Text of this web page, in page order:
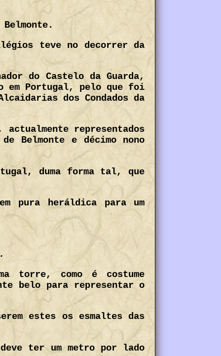
teve no decorrer da
do Castelo da Guarda,
em Portugal, pelo que foi
dos Condados da
actualmente representados
Belmonte e décimo nono
duma forma tal, que
pura heráldica para um
torre, como é costume
belo para representar o
estes os esmaltes das
ter um metro por lado